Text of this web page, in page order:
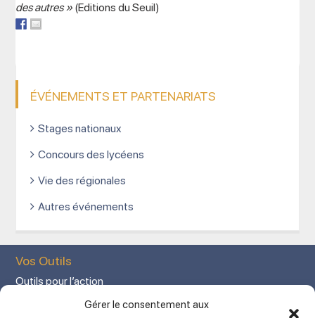
Gérer le consentement aux
des autres » (Editions du Seuil)
ÉVÉNEMENTS ET PARTENARIATS
Stages nationaux
Concours des lycéens
Vie des régionales
Autres événements
Vos Outils
Outils pour l’action
Votre espace adhérent